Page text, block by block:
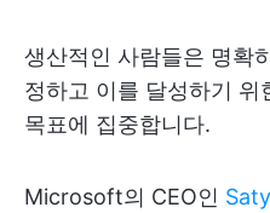
생산적인 사람들은 명확
정하고 이를 달성하기 위
목표에 집중합니다.
Microsoft의 CEO인